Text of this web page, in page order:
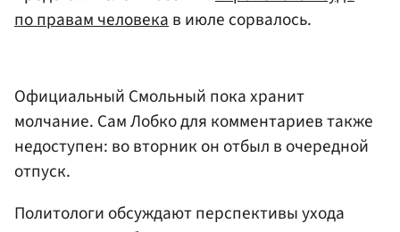
по правам человекав июле сорвалось.
Официальный Смольный пока хранит
молчание. Сам Лобко для комментариев также
недоступен: во вторник он отбыл в очередной
отпуск.
Политологи обсуждают перспективы ухода